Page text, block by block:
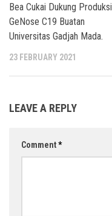
Bea Cukai Dukung Produksi
GeNose C19 Buatan
Universitas Gadjah Mada.
23 FEBRUARY 2021
LEAVE A REPLY
Comment*